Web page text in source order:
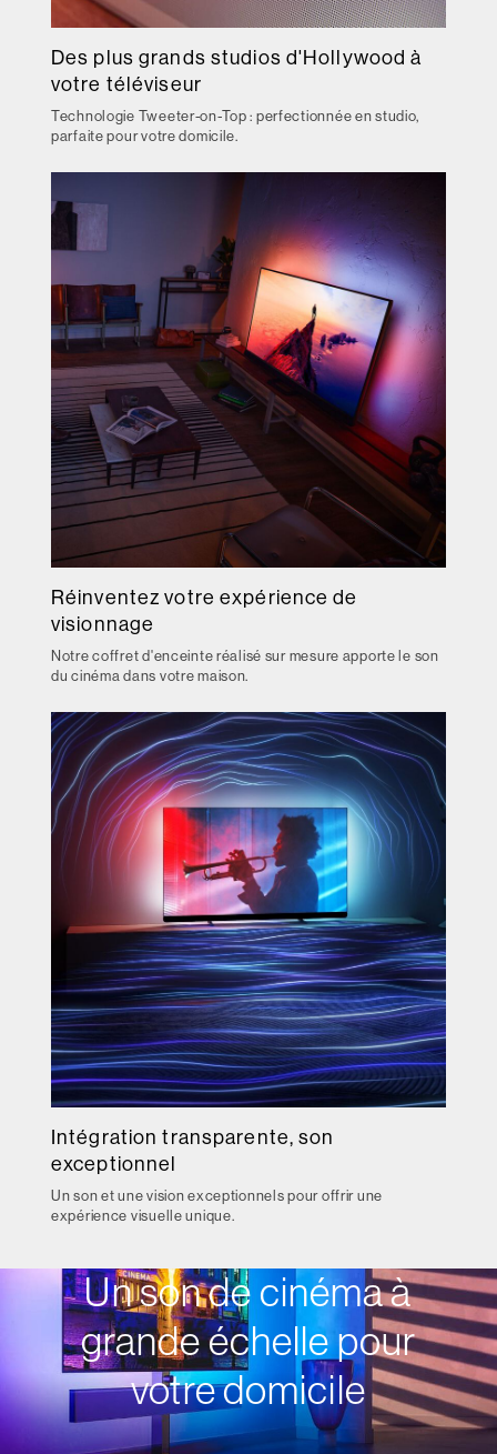
Des plus grands studios d'Hollywood à
votre téléviseur
Technologie Tweeter-on-Top : perfectionnée en studio,
parfaite pour votre domicile.
Réinventez votre expérience de
visionnage
Notre coffret d'enceinte réalisé sur mesure apporte le son
du cinéma dans votre maison.
Intégration transparente, son
exceptionnel
Un son et une vision exceptionnels pour offrir une
expérience visuelle unique.
Un son de cinéma à
grande échelle pour
votre domicile